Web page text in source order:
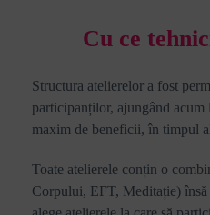
Cu ce
Structura atelierelor a fost
participanților, ajungând
maxim de beneficii, în timpul
Toate atelierele conțin o
Corpului, EFT, Meditație)